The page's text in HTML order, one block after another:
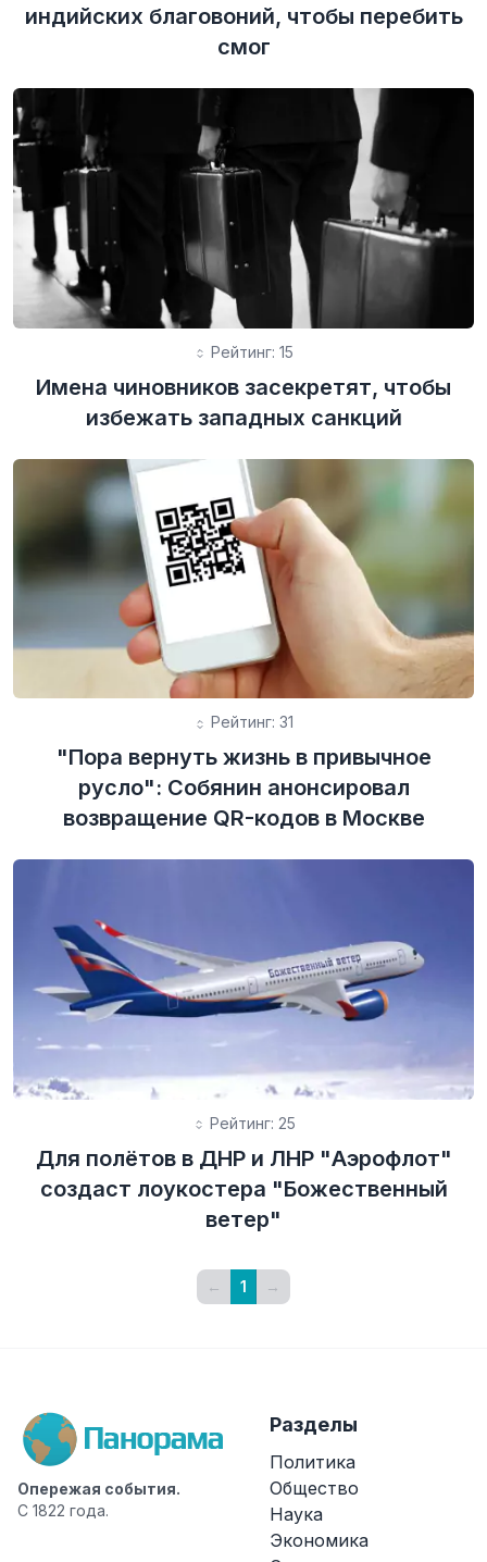
индийских благовоний, чтобы перебить
смог
Рейтинг: 15
Имена чиновников засекретят, чтобы
избежать западных санкций
Рейтинг: 31
"Пора вернуть жизнь в привычное
русло": Собянин анонсировал
возвращение QR-кодов в Москве
Рейтинг: 25
Для полётов в ДНР и ЛНР "Аэрофлот"
создаст лоукостера "Божественный
ветер"
← 1 →
Опережая события.
С 1822 года.
Разделы
Политика
Общество
Наука
Экономика